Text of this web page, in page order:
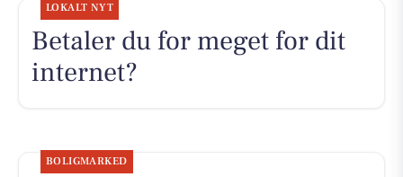
LOKALT NYT
Betaler du for meget for dit
internet?
BOLIGMARKED